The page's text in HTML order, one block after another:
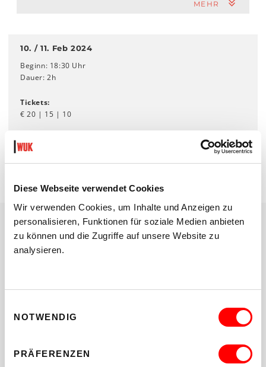
Diese Webseite verwendet Cookies
Wir verwenden Cookies, um Inhalte und Anzeigen zu
personalisieren, Funktionen für soziale Medien anbieten
zu können und die Zugriffe auf unsere Website zu
analysieren.
NOTWENDIG
PRÄFERENZEN
MEHR
10. / 11. Feb 2024
Beginn: 18:30 Uhr
Dauer: 2h
Tickets:
€ 20 | 15 | 10
TICKETS
TICKETS & PREISINFOS
Abendkassa WUK
: nach Verfügbarkeit, Währinger Straße
Wahlpreissystem